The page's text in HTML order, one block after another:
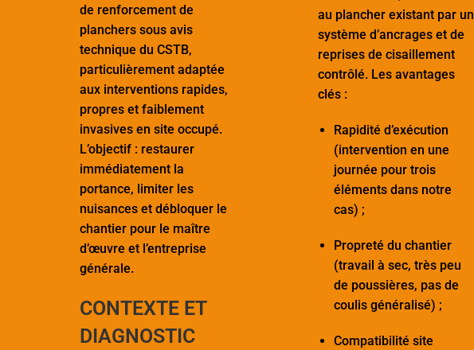
de renforcement de
planchers sous avis
technique du CSTB,
particulièrement adaptée
aux interventions rapides,
propres et faiblement
invasives en site occupé.
L’objectif : restaurer
immédiatement la
portance, limiter les
nuisances et débloquer le
chantier pour le maître
d’œuvre et l’entreprise
générale.
CONTEXTE ET
DIAGNOSTIC
au plancher existant par un
système d’ancrages et de
reprises de cisaillement
contrôlé. Les avantages
clés :
Rapidité d’exécution
(intervention en une
journée pour trois
éléments dans notre
cas) ;
Propreté du chantier
(travail à sec, très peu
de poussières, pas de
coulis généralisé) ;
Compatibilité site